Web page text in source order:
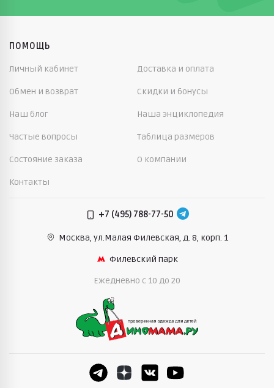
ПОМОЩЬ
Личный кабинет Доставка и оплата
Обмен и возврат Скидки и бонусы
Наш блог Наша энциклопедия
Частые вопросы Таблица размеров
Состояние заказа О компании
Контакты
+7 (495) 788-77-50
Москва, ул.Малая Филевская, д. 8, корп. 1
Филевский парк
Ежедневно c 10 до 20